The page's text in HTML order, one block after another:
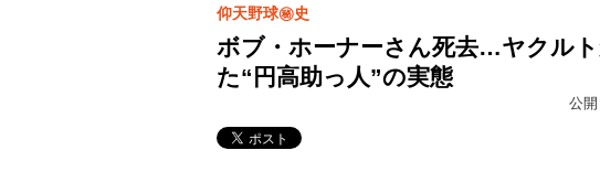
仰天野球㊙史
ボブ・ホーナーさん死去…ヤクル
た“円高助っ人”の実態
公開